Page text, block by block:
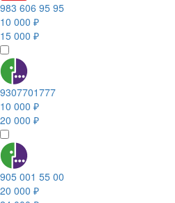
983 606 95 95
10 000 ₽
15 000 ₽
9307701777
10 000 ₽
20 000 ₽
905 001 55 00
20 000 ₽